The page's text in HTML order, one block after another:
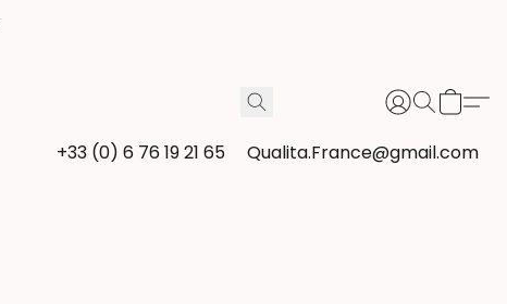
+33 (0) 6 76 19 21 65 Qualita.France@gmail.com